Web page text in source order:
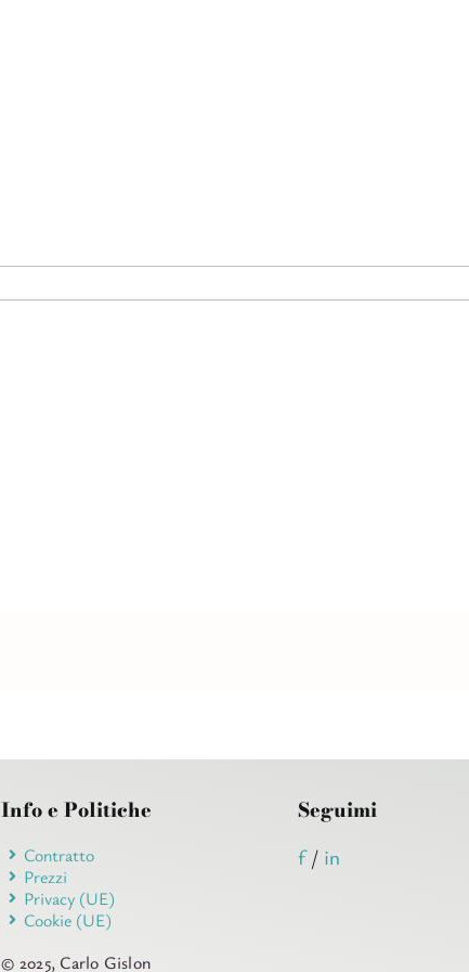
Info e Politiche
Contratto
Prezzi
Privacy (UE)
Cookie (UE)
© 2025, Carlo Gislon
Seguimi
f/ in